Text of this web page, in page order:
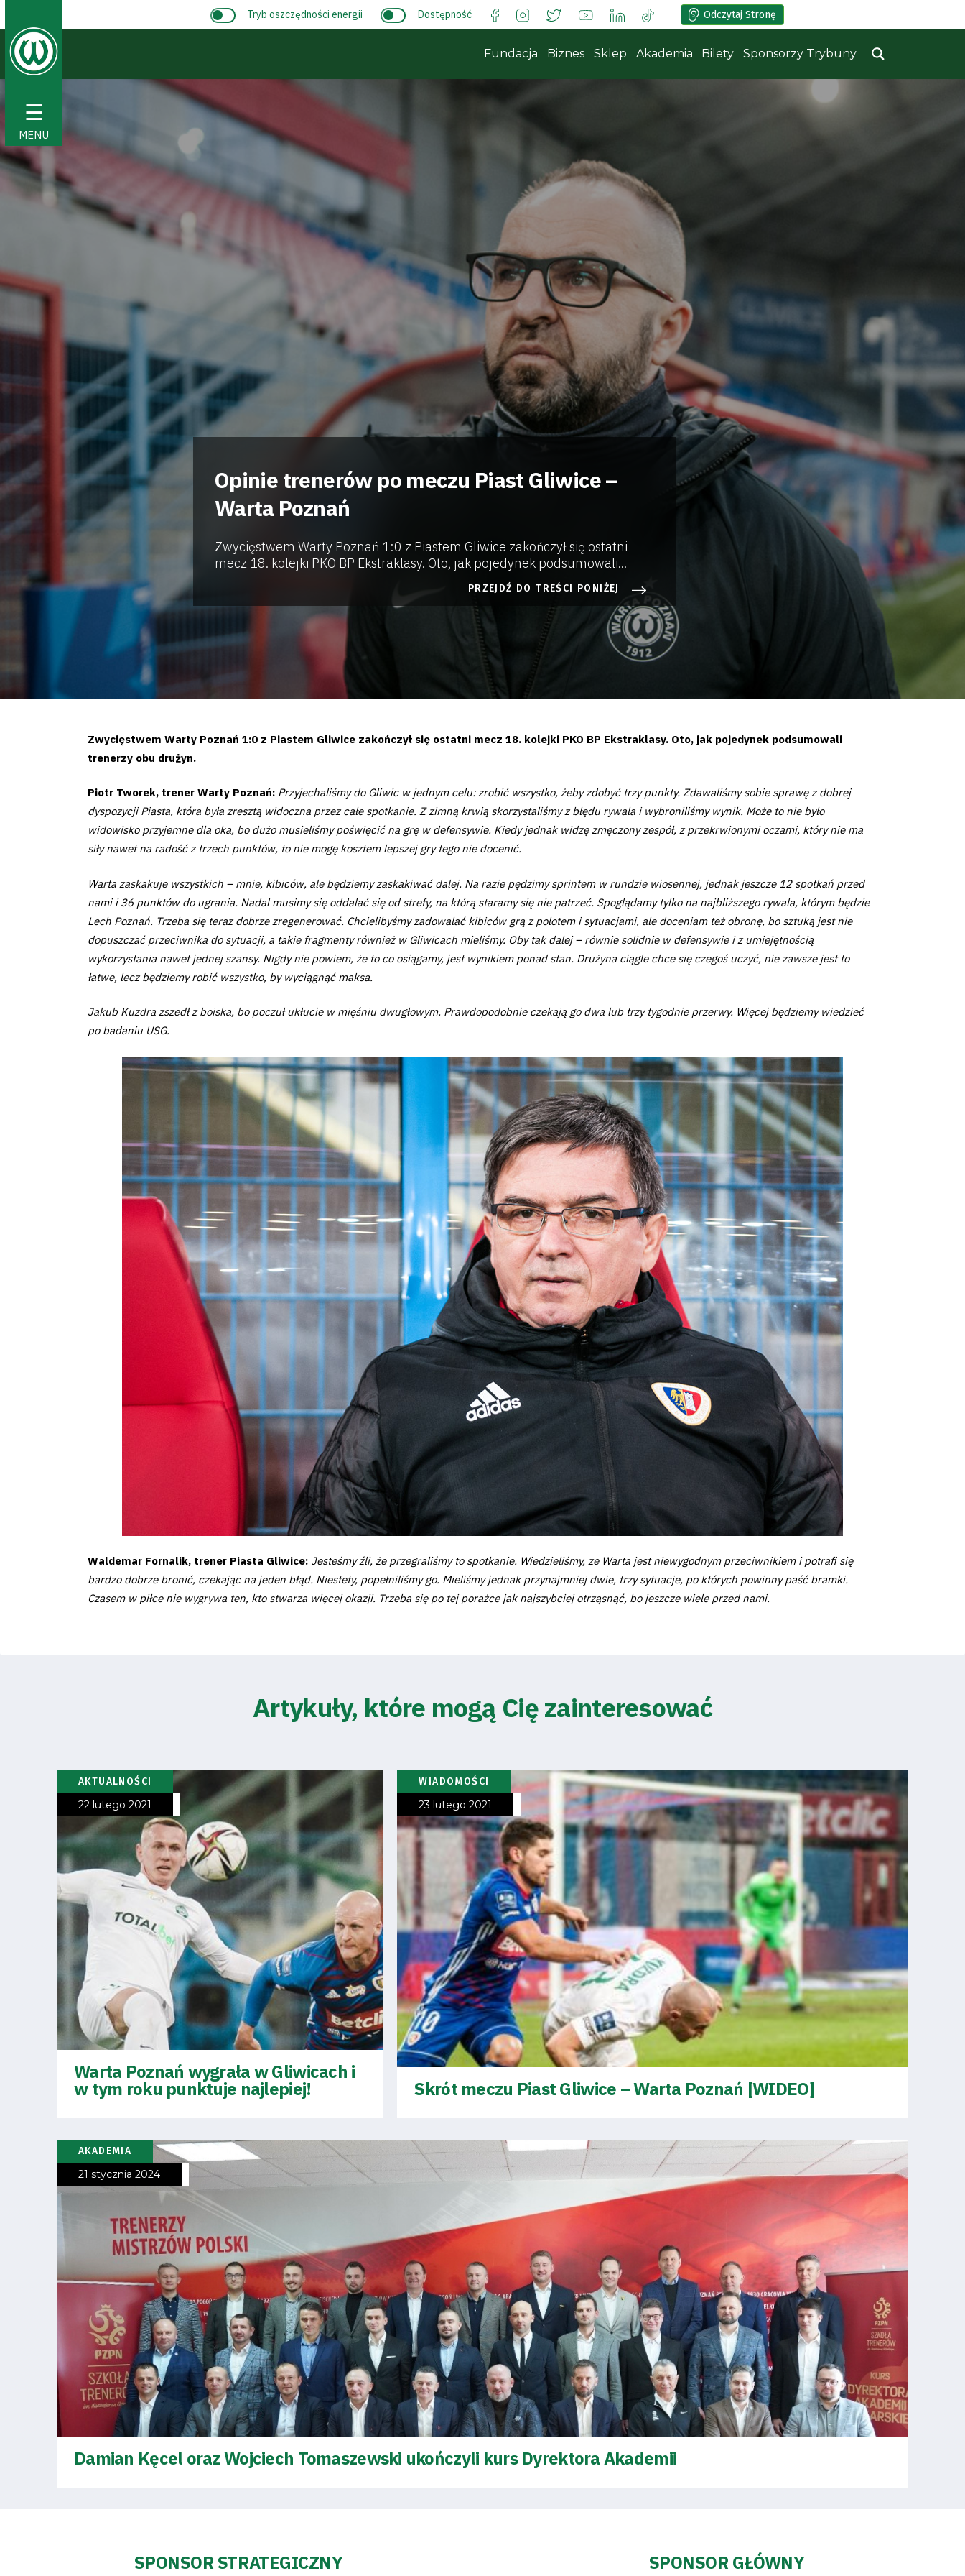
☰
MENU
terminarz
Aktualności
Trybuny
Polityka
prywatności
Regulaminy
Aleja
Warciarzy
#WARTOpobrać
Prowizja
pośredników
transakcyjnych
Tryb oszczędności energii Dostępność Odczytaj Stronę
Fundacja Biznes Sklep Akademia Bilety Sponsorzy Trybuny
Opinie trenerów po meczu Piast Gliwice –
Warta Poznań
Zwycięstwem Warty Poznań 1:0 z Piastem Gliwice zakończył się ostatni
mecz 18. kolejki PKO BP Ekstraklasy. Oto, jak pojedynek podsumowali...
PRZEJDŹ DO TREŚCI PONIŻEJ
Zwycięstwem Warty Poznań 1:0 z Piastem Gliwice zakończył się ostatni mecz 18. kolejki PKO BP Ekstraklasy. Oto, jak pojedynek podsumowali
trenerzy obu drużyn.
Piotr Tworek, trener Warty Poznań: Przyjechaliśmy do Gliwic w jednym celu: zrobić wszystko, żeby zdobyć trzy punkty. Zdawaliśmy sobie sprawę z dobrej
dyspozycji Piasta, która była zresztą widoczna przez całe spotkanie. Z zimną krwią skorzystaliśmy z błędu rywala i wybroniliśmy wynik. Może to nie było
widowisko przyjemne dla oka, bo dużo musieliśmy poświęcić na grę w defensywie. Kiedy jednak widzę zmęczony zespół, z przekrwionymi oczami, który nie ma
siły nawet na radość z trzech punktów, to nie mogę kosztem lepszej gry tego nie docenić.
Warta zaskakuje wszystkich – mnie, kibiców, ale będziemy zaskakiwać dalej. Na razie pędzimy sprintem w rundzie wiosennej, jednak jeszcze 12 spotkań przed
nami i 36 punktów do ugrania. Nadal musimy się oddalać się od strefy, na którą staramy się nie patrzeć. Spoglądamy tylko na najbliższego rywala, którym będzie
Lech Poznań. Trzeba się teraz dobrze zregenerować. Chcielibyśmy zadowalać kibiców grą z polotem i sytuacjami, ale doceniam też obronę, bo sztuką jest nie
dopuszczać przeciwnika do sytuacji, a takie fragmenty również w Gliwicach mieliśmy. Oby tak dalej – równie solidnie w defensywie i z umiejętnością
wykorzystania nawet jednej szansy. Nigdy nie powiem, że to co osiągamy, jest wynikiem ponad stan. Drużyna ciągle chce się czegoś uczyć, nie zawsze jest to
łatwe, lecz będziemy robić wszystko, by wyciągnąć maksa.
Jakub Kuzdra zszedł z boiska, bo poczuł ukłucie w mięśniu dwugłowym. Prawdopodobnie czekają go dwa lub trzy tygodnie przerwy. Więcej będziemy wiedzieć
po badaniu USG.
Waldemar Fornalik, trener Piasta Gliwice: Jesteśmy źli, że przegraliśmy to spotkanie. Wiedzieliśmy, ze Warta jest niewygodnym przeciwnikiem i potrafi się
bardzo dobrze bronić, czekając na jeden błąd. Niestety, popełniliśmy go. Mieliśmy jednak przynajmniej dwie, trzy sytuacje, po których powinny paść bramki.
Czasem w piłce nie wygrywa ten, kto stwarza więcej okazji. Trzeba się po tej porażce jak najszybciej otrząsnąć, bo jeszcze wiele przed nami.
Artykuły, które mogą Cię zainteresować
AKTUALNOŚCI
22 lutego 2021
Warta Poznań wygrała w Gliwicach i
w tym roku punktuje najlepiej!
WIADOMOŚCI
23 lutego 2021
Skrót meczu Piast Gliwice – Warta Poznań [WIDEO]
AKADEMIA
21 stycznia 2024
Damian Kęcel oraz Wojciech Tomaszewski ukończyli kurs Dyrektora Akademii
SPONSOR STRATEGICZNY SPONSOR GŁÓWNY